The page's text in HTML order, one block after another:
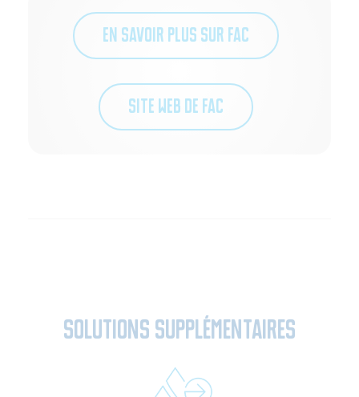
EN SAVOIR PLUS SUR FAC
SITE WEB DE FAC
Solutions supplémentaires